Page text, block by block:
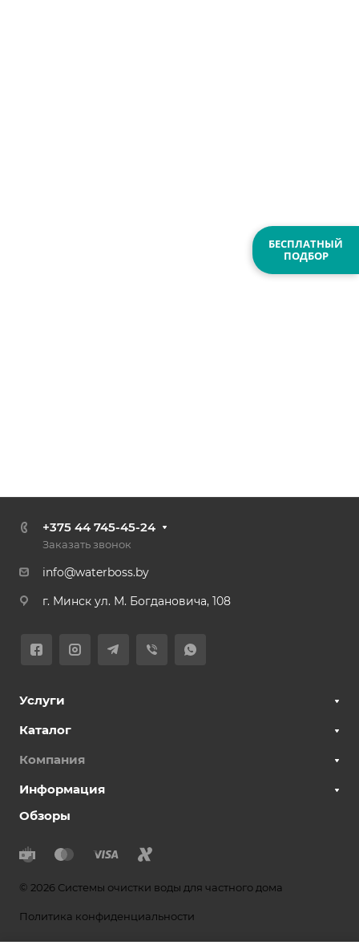
+375 44 745-45-24
Заказать звонок
info@waterboss.by
г. Минск ул. М. Богдановича, 108
Услуги
Каталог
Компания
Информация
Обзоры
© 2026 Системы очистки воды для частного дома
БЕСПЛАТНЫЙ
ПОДБОР
Политика конфиденциальности